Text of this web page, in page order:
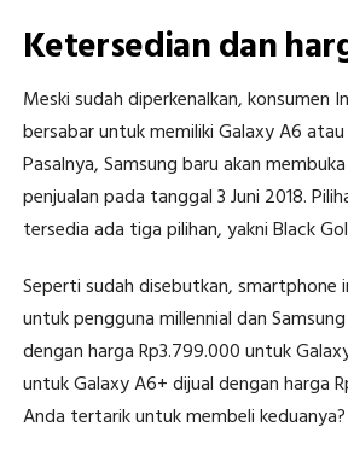
Ketersedian dan
Meski sudah diperkenalkan, konsumen
bersabar untuk memiliki Galaxy A6
Pasalnya, Samsung baru akan
penjualan pada tanggal 3 Juni 2018.
tersedia ada tiga pilihan, yakni Black
Seperti sudah disebutkan, smartphone
untuk pengguna millennial dan
dengan harga Rp3.799.000 untuk
untuk Galaxy A6+ dijual dengan harga
Anda tertarik untuk membeli keduanya?